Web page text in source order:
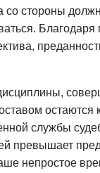
стороны
службы
превышает
непростое